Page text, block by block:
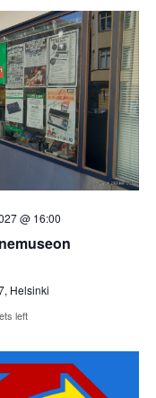
e
n
t
s
S
h
c
h
n
t
V
i
e
w
@ 16:00
Helsinki
left